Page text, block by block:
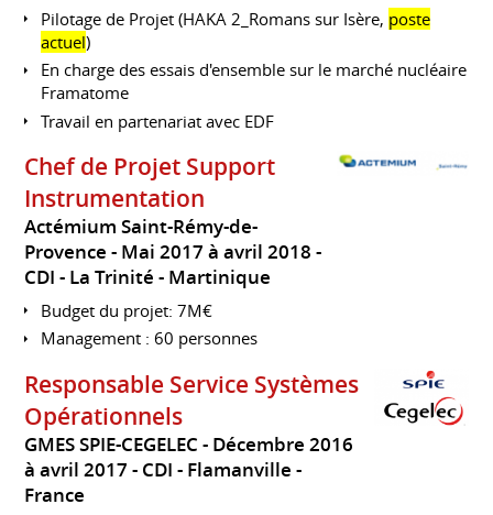
Pilotage de Projet (HAKA 2_Romans sur Isère, poste
actuel)
En charge des essais d'ensemble sur le marché nucléaire
Framatome
Travail en partenariat avec EDF
Chef de Projet Support
Instrumentation
Actémium Saint-Rémy-de-
Provence
Mai 2017 à avril 2018
CDI
La Trinité Martinique
Budget du projet: 7M€
Management : 60 personnes
Responsable Service Systèmes
Opérationnels
GMES SPIE-CEGELEC
Décembre 2016
à avril 2017 CDI
Flamanville
France